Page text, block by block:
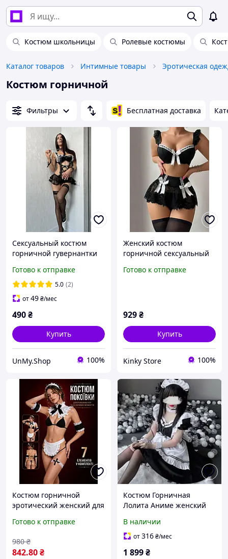
Костюм школьницы Ролевые костюмы
Каталог товаров Интимные товары Эротическая
Костюм горничной
Фильтры Бесплатная доставка
Сексуальный костюм
горничной гувернантки
рабыни ролевые игры
поводок эротическое
женск белье
Готово к отправке
5.0 (2)
от49₴/мес
490₴
Купить
UnMy.Shop 100%
Женский костюм
горничной сексуальный
эротическое бельё
Готово к отправке
929₴
Купить
Kinky Store 100%
Костюм горничной
эротический женский для
предметов,
Готово к отправке
842.80₴
980 ₴
Костюм Горничная
Лолита Аниме женский
В наличии
от316₴/мес
1 899₴